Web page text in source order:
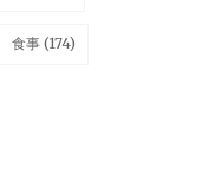
食事 (174)